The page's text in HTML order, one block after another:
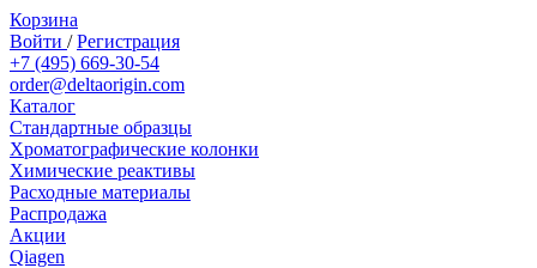
Корзина
Войти /Регистрация
+7 (495) 669-30-54
order@deltaorigin.com
Каталог
Стандартные образцы
Хроматографические колонки
Химические реактивы
Расходные материалы
Распродажа
Акции
Qiagen